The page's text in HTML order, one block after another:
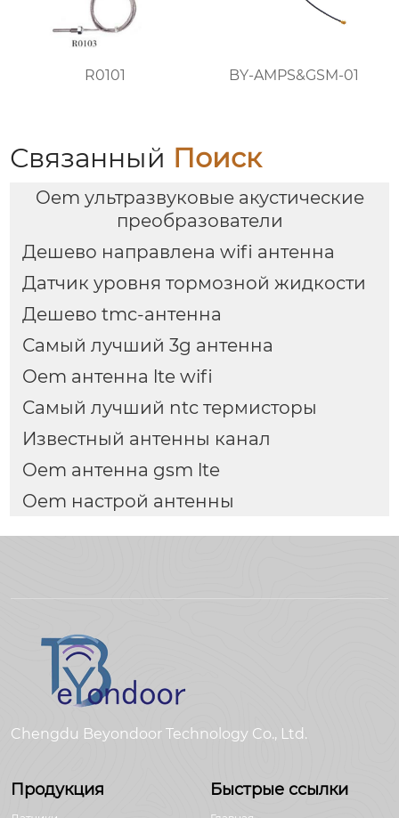
R0101 BY-AMPS&GSM-01
Связанный Поиск
Oem ультразвуковые акустические
преобразователи
Дешево направлена wifi антенна
Датчик уровня тормозной жидкости
Дешево tmc-антенна
Самый лучший 3g антенна
Oem антенна lte wifi
Самый лучший ntc термисторы
Известный антенны канал
Oem антенна gsm lte
Oem настрой антенны
Chengdu Beyondoor Technology Co., Ltd.
Продукция Быстрые ссылки